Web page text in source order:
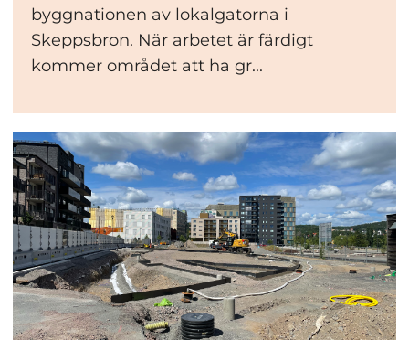
byggnationen av lokalgatorna i
Skeppsbron. När arbetet är färdigt
kommer området att ha gr...